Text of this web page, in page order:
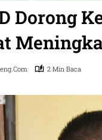
Dorong
2 Min Baca